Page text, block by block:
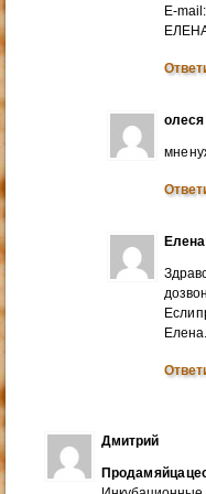
E-
олеся
мне
Елена
Если
Дмитрий
Продам яйца